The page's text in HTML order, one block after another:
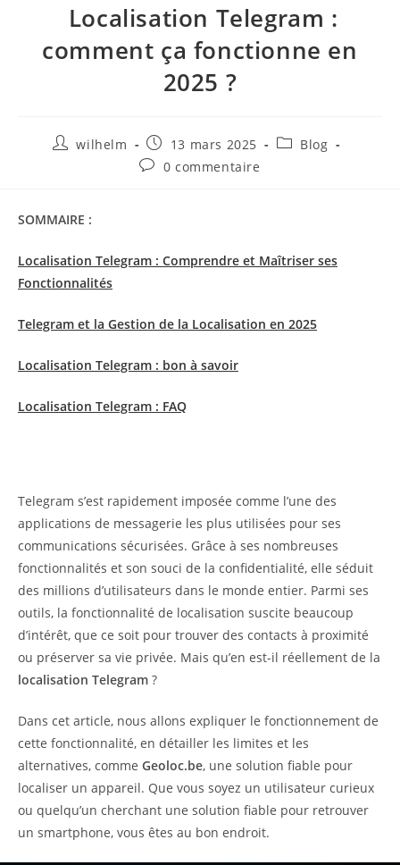
Localisation Telegram :
comment ça fonctionne en
2025 ?
wilhelm 13 mars 2025
Blog
0 commentaire
SOMMAIRE :
Localisation Telegram : Comprendre et Maîtriser ses
Fonctionnalités
Telegram et la Gestion de la Localisation en 2025
Localisation Telegram : bon à savoir
Localisation Telegram : FAQ
Telegram s’est rapidement imposée comme l’une des
applications de messagerie les plus utilisées pour ses
communications sécurisées. Grâce à ses nombreuses
fonctionnalités et son souci de la confidentialité, elle séduit
des millions d’utilisateurs dans le monde entier. Parmi ses
outils, la fonctionnalité de localisation suscite beaucoup
d’intérêt, que ce soit pour trouver des contacts à proximité
ou préserver sa vie privée. Mais qu’en est-il réellement de la
localisation Telegram ?
Dans cet article, nous allons expliquer le fonctionnement de
cette fonctionnalité, en détailler les limites et les
alternatives, comme Geoloc.be, une solution fiable pour
localiser un appareil. Que vous soyez un utilisateur curieux
ou quelqu’un cherchant une solution fiable pour retrouver
un smartphone, vous êtes au bon endroit.